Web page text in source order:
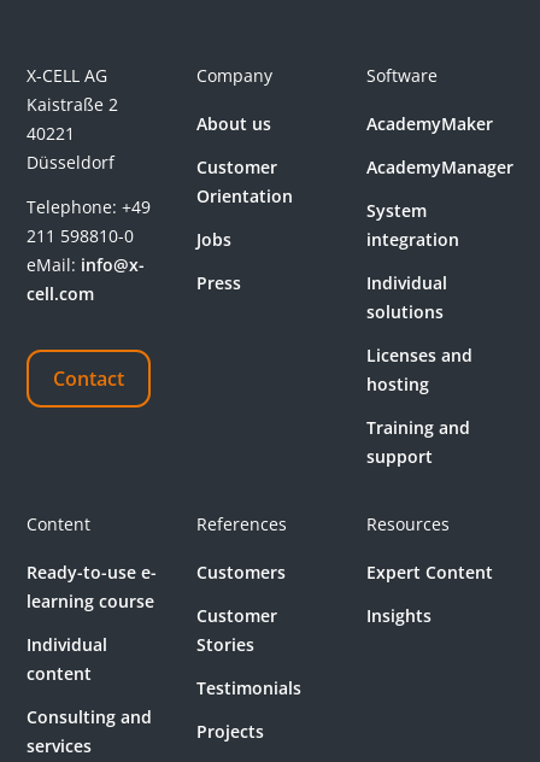
X-CELL AG
Kaistraße 2
40221
Düsseldorf
Telephone:+49
211 598810-0
eMail: info@x-
cell.com
Contact
Company
About us
Customer
Orientation
Jobs
Press
Software
AcademyMaker
AcademyManager
System
integration
Individual
solutions
Licenses and
hosting
Training and
support
Content
Ready-to-use e-
learning course
Individual
content
Consulting and
services
References
Customers
Customer
Stories
Testimonials
Projects
Resources
Expert Content
Insights